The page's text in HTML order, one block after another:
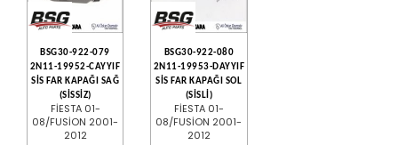
BSG30-922-079
2N11-19952-CAYYIF
SİS FAR KAPAĞI SAĞ
(SİSSİZ)
FİESTA 01-
08/FUSİON 2001-
2012
BSG30-922-080
2N11-19953-DAYYIF
SİS FAR KAPAĞI SOL
(SİSLİ)
FİESTA 01-
08/FUSİON 2001-
2012